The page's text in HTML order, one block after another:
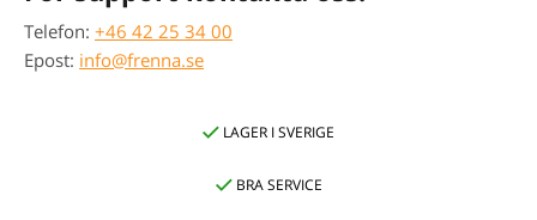
Telefon: +46 42 25 34 00
Epost: info@frenna.se
LAGER I SVERIGE
BRA SERVICE